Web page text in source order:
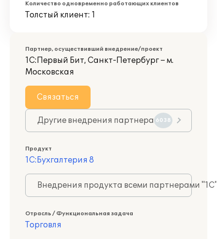
Количество одновременно работающих клиентов
Толстый клиент: 1
Партнер, осуществивший внедрение/проект
1С:Первый Бит, Санкт-Петербург – м.
Московская
Связаться
Другие внедрения партнера 6038
Продукт
1С:Бухгалтерия 8
Внедрения продукта всеми партнерами
Отрасль / Функциональная задача
Торговля